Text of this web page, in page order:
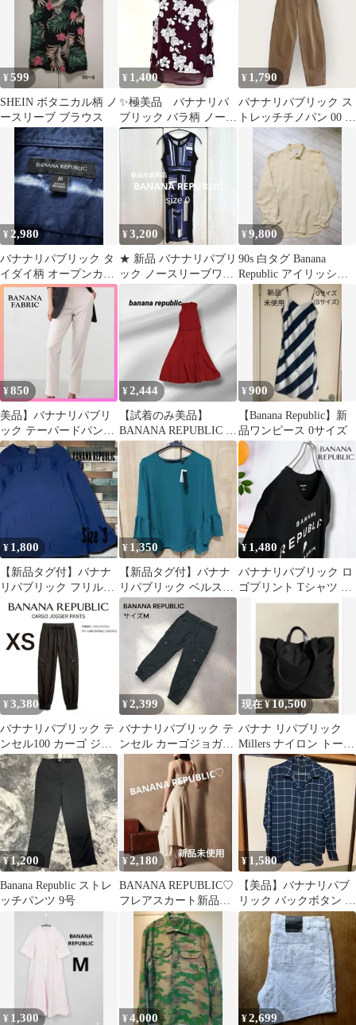
¥599
SHEIN ボタニカル柄 ノ
ースリーブ ブラウス
¥ 1,400
✨極美品 バナナリパ
ブリック バラ柄 ノース
リーブブラウス（XS）
¥ 1,790
バナナリパブリック ス
トレッチチノパン 00 キ
ャメル ベージュ レディ
¥ 2,980
バナナリパブリック タ
イダイ柄 オープンカラ
ーシャツ ネイビー M
¥3,200
★ 新品 バナナリパブリ
ック ノースリーブワン
ピース 総柄 ブルー ブ
ラック S
¥9,800
90s 白タグ Banana
Republic アイリッシュ
リネンシャツ
¥850
美品】バナナリパブリ
ック テーパードパンツ
白 Sサイズ低身長さん
¥2,444
【試着のみ美品】
BANANA REPUBLIC ス
カートセットアップ XS
¥900
【Banana Republic】新
品ワンピース 0サイズ
¥ 1,800
【新品タグ付】バナナ
リパブリック フリルブ
ラウス 紺 S ベルスリー
ブ 長袖
¥ 1,350
【新品タグ付】バナナ
リパブリック ベルスリ
ーブ フリルブラウス グ
リーン 緑 L
¥ 1,480
バナナリパブリック ロ
ゴプリント Tシャツ ゾ
ウ CALIFORNIA 1978
¥ 3,380
バナナリパブリック テ
ンセル100 カーゴ ジョ
ガーパンツ ブラック
XS 新品
¥2,399
バナナリパブリック テ
ンセル カーゴジョガー
パンツ 黒 M 美脚 カー
現在 ¥10,500
バナナ リパブリック
Millers ナイロン トート
バッグ
¥ 1,200
Banana Republic ストレ
ッチパンツ 9号
¥2,180
BANANA REPUBLIC♡
フレアスカート新品未
使用
¥1,580
【美品】バナナリパブ
リック バックボタン ブ
ラウス シャツ ネイビー
¥ 1,300 ¥4,000 ¥2,699